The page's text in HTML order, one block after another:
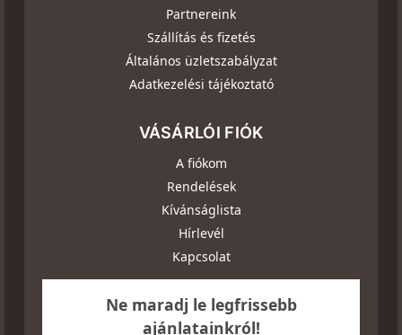
Partnereink
Szállítás és fizetés
Általános üzletszabályzat
Adatkezelési tájékoztató
VÁSÁRLÓI FIÓK
A fiókom
Rendelések
Kívánságlista
Hírlevél
Kapcsolat
Ne maradj le legfrissebb
ajánlatainkról!